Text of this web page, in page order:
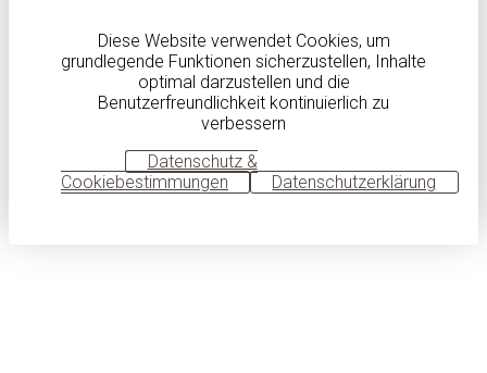
Diese Website verwendet Cookies, um
grundlegende Funktionen sicherzustellen, Inhalte
optimal darzustellen und die
Benutzerfreundlichkeit kontinuierlich zu
verbessern
Datenschutz &
Cookiebestimmungen
Datenschutzerklärung